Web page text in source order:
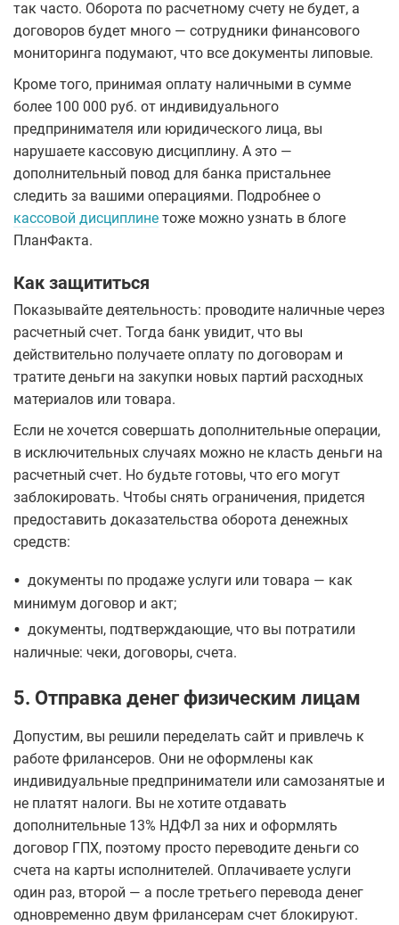
так часто. Оборота по расчетному счету не будет, а
договоров будет много — сотрудники финансового
мониторинга подумают, что все документы липовые.
Кроме того, принимая оплату наличными в сумме
более 100 000 руб. от индивидуального
предпринимателя или юридического лица, вы
нарушаете кассовую дисциплину. А это —
дополнительный повод для банка пристальнее
следить за вашими операциями. Подробнее о
кассовой дисциплине тоже можно узнать в блоге
ПланФакта.
Как защититься
Показывайте деятельность: проводите наличные через
расчетный счет. Тогда банк увидит, что вы
действительно получаете оплату по договорам и
тратите деньги на закупки новых партий расходных
материалов или товара.
Если не хочется совершать дополнительные операции,
в исключительных случаях можно не класть деньги на
расчетный счет. Но будьте готовы, что его могут
заблокировать. Чтобы снять ограничения, придется
предоставить доказательства оборота денежных
средств:
• документы по продаже услуги или товара — как
минимум договор и акт;
• документы, подтверждающие, что вы потратили
наличные: чеки, договоры, счета.
5. Отправка денег физическим лицам
Допустим, вы решили переделать сайт и привлечь к
работе фрилансеров. Они не оформлены как
индивидуальные предприниматели или самозанятые и
не платят налоги. Вы не хотите отдавать
дополнительные 13% НДФЛ за них и оформлять
договор ГПХ, поэтому просто переводите деньги со
счета на карты исполнителей. Оплачиваете услуги
один раз, второй — а после третьего перевода денег
одновременно двум фрилансерам счет блокируют.